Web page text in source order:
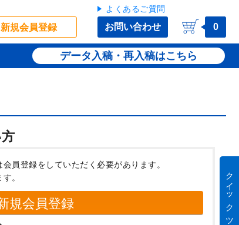
新規会員登録
よくあるご質問
お問い合わせ 0
データ入稿・再入稿
員登録をしていただく必要があります。
。
規会員登録 クイック ツール